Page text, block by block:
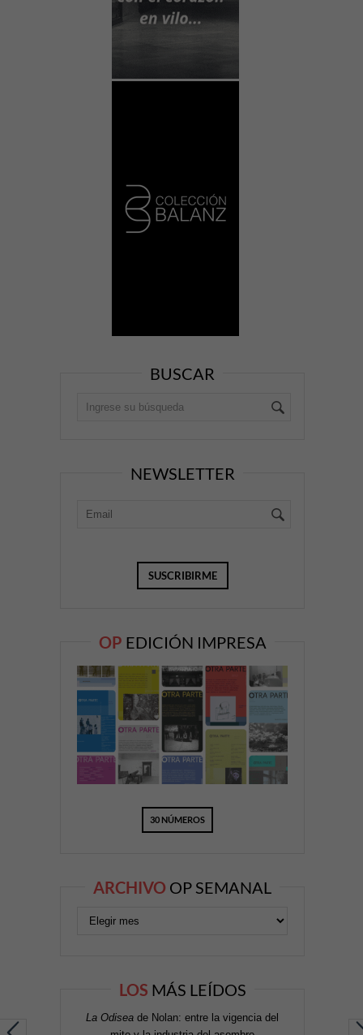
BUSCAR
NEWSLETTER
OP EDICIÓN IMPRESA
30 NÚMEROS
ARCHIVO OP SEMANAL
LOS MÁS LEÍDOS
La Odisea de Nolan: entre la vigencia del